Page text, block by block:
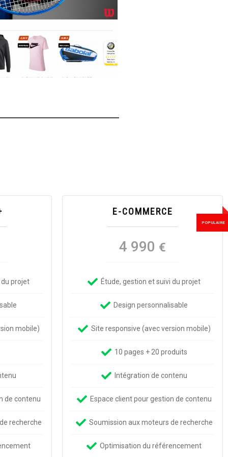
projet
mobile)
de contenu
recherche
E-COMMERCE
4 990 €
Étude, gestion et suivi du projet
Design personnalisable
Site responsive (avec version mobile)
10 pages + 20 produits
Intégration de contenu
Espace client pour gestion de contenu
Soumission aux moteurs de recherche
Optimisation du référencement